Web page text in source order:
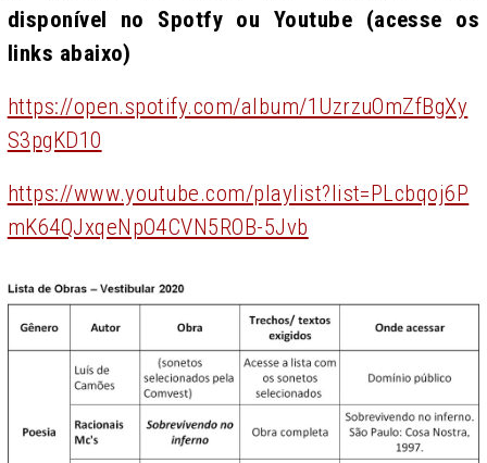
disponível no Spotfy ou Youtube (acesse os
links abaixo)
https://open.spotify.com/album/1UzrzuOmZfBgXy
S3pgKD10
https://www.youtube.com/playlist?list=PLcbqoj6P
mK64QJxqeNpO4CVN5ROB-5Jvb